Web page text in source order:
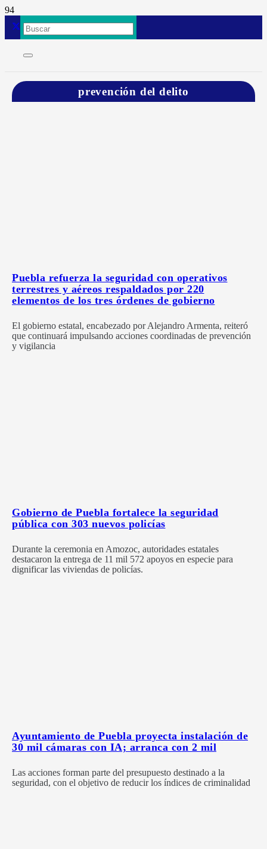
prevención del delito
Puebla refuerza la seguridad con operativos
terrestres y aéreos respaldados por 220
elementos de los tres órdenes de gobierno
El gobierno estatal, encabezado por Alejandro Armenta, reiteró
que continuará impulsando acciones coordinadas de prevención
y vigilancia
Gobierno de Puebla fortalece la seguridad
pública con 303 nuevos policías
Durante la ceremonia en Amozoc, autoridades estatales
destacaron la entrega de 11 mil 572 apoyos en especie para
dignificar las viviendas de policías.
Ayuntamiento de Puebla proyecta instalación de
30 mil cámaras con IA; arranca con 2 mil
Las acciones forman parte del presupuesto destinado a la
seguridad, con el objetivo de reducir los índices de criminalidad